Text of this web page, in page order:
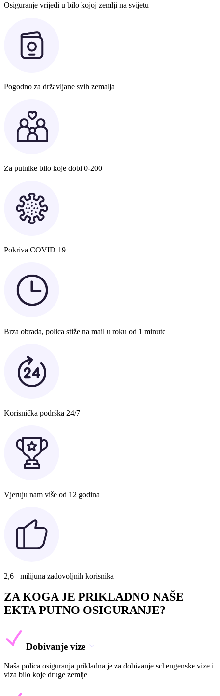
Osiguranje vrijedi u bilo kojoj zemlji na svijetu
Pogodno za državljane svih zemalja
Za putnike bilo koje dobi 0-200
Pokriva COVID-19
Brza obrada, polica stiže na mail u roku od 1 minute
Korisnička podrška 24/7
Vjeruju nam više od 12 godina
2,6+ milijuna zadovoljnih korisnika
ZA KOGA JE PRIKLADNO NAŠE
EKTA PUTNO OSIGURANJE?
Dobivanje vize
Naša polica osiguranja prikladna je za dobivanje schengenske vize i
viza bilo koje druge zemlje